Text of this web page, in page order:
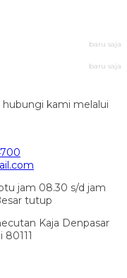
baru saja
baru saja
hubungi kami melalui
jam 08.30 s/d jam
tutup
Kaja Denpasar
80111